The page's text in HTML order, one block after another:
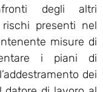
degli altri
presenti nel
misure di
i piani di
dei